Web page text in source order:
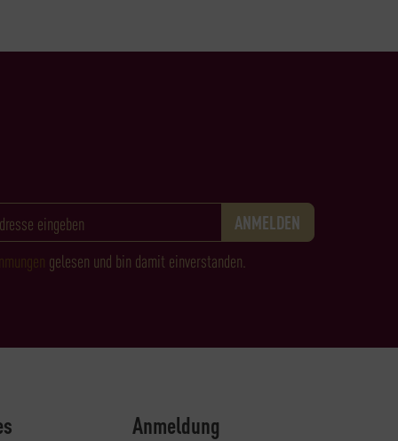
gelesen und bin damit einverstanden.
Anmeldung